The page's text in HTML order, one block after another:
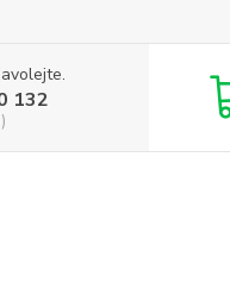
132